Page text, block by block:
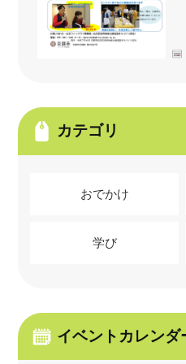
カテゴリ
おでかけ
学び
イベントカレンダ